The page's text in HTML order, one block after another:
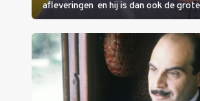
afleveringen en hij is dan ook de
inbreng, want komiek Soundos El